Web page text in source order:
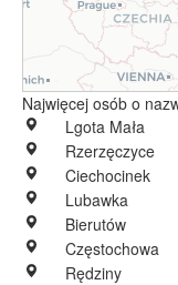
Najwięcej osób o
Lgota Mała
Rzerzęczyce
Ciechocinek
Lubawka
Bierutów
Częstochowa
Rędziny